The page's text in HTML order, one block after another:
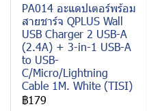
PA014 อะแดปเตอร์พร้อม
สายชาร์จ QPLUS Wall
USB Charger 2 USB-A
(2.4A) + 3-in-1 USB-A
to USB-
C/Micro/Lightning
Cable 1M. White (TISI)
฿179